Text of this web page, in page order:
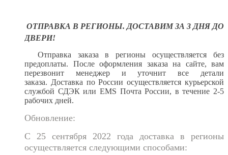
ОТПРАВКА В РЕГИОНЫ. ДОСТАВИМ ЗА 3 ДНЯ ДО
ДВЕРИ!
Отправка заказа в регионы осуществляется без
предоплаты. После оформления заказа на сайте, вам
перезвонит менеджер и уточнит все детали
заказа. Доставка по России осуществляется курьерской
службой СДЭК или EMS Почта России, в течение 2-5
рабочих дней.
Обновление:
С 25 сентября 2022 года доставка в регионы
осуществляется следующими способами: